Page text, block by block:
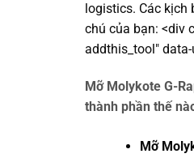
logistics. Các
chú của bạn: <div
addthis_tool"
Mỡ Molykote G-
thành phần thế
Mỡ